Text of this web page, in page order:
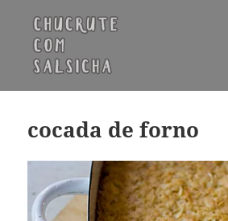
cocada de forno